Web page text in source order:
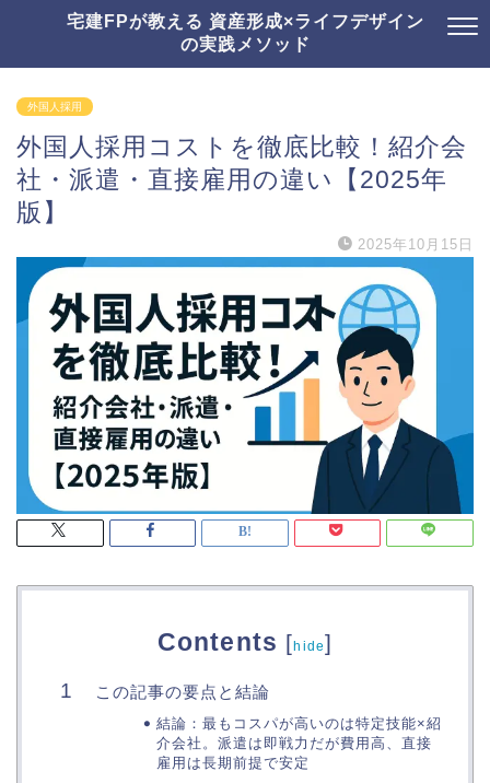
宅建FPが教える 資産形成×ライフデザイン
の実践メソッド
外国人採用
外国人採用コストを徹底比較！紹介会
社・派遣・直接雇用の違い【2025年
版】
2025年10月15日
Contents [hide]
この記事の要点と結論
結論：最もコスパが高いのは特定技能×紹
介会社。派遣は即戦力だが費用高、直接
雇用は長期前提で安定